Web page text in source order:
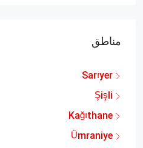
مناطق
Sarıyer
Şişli
Kağıthane
Ümraniye